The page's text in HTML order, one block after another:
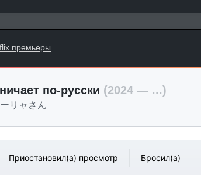
премьеры
по-русски (2024 — ...)
リャさん
Приостановил(а) просмотр Бросил(а)